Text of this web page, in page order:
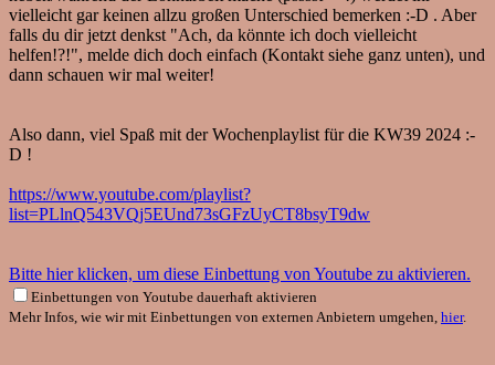
vielleicht gar keinen allzu großen Unterschied bemerken :-D . Aber
falls du dir jetzt denkst "Ach, da könnte ich doch vielleicht
helfen!?!", melde dich doch einfach (Kontakt siehe ganz unten), und
dann schauen wir mal weiter!
Also dann, viel Spaß mit der Wochenplaylist für die KW39 2024 :-
D !
https://www.youtube.com/playlist?
list=PLlnQ543VQj5EUnd73sGFzUyCT8bsyT9dw
Bitte hier klicken, um diese Einbettung von Youtube zu aktivieren.
Einbettungen von Youtube dauerhaft aktivieren
Mehr Infos, wie wir mit Einbettungen von externen Anbietern umgehen, hier.